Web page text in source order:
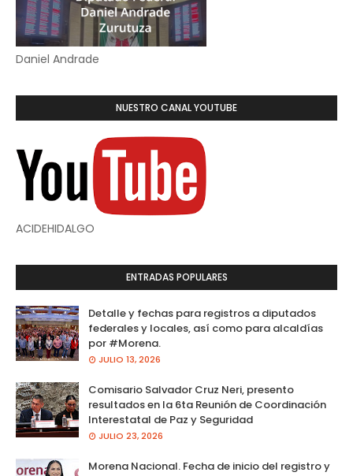
Daniel Andrade
NUESTRO CANAL YOUTUBE
ACIDEHIDALGO
ENTRADAS POPULARES
Detalle y fechas para registros a diputados
federales y locales, así como para alcaldías
por #Morena.
JULIO 13, 2026
Comisario Salvador Cruz Neri, presento
resultados en la 6ta Reunión de Coordinación
Interestatal de Paz y Seguridad
JULIO 23, 2026
Morena Nacional. Fecha de inicio del registro y